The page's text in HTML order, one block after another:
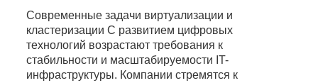
Современные задачи виртуализации и
кластеризации С развитием цифровых
технологий возрастают требования к
стабильности и масштабируемости IT-
инфраструктуры. Компании стремятся к